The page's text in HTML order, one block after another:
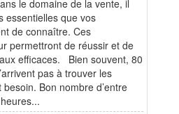
le domaine de la vente, il
essentielles que vos
de connaître. Ces
permettront de réussir et de
efficaces. Bien souvent, 80
pas à trouver les
Bon nombre d’entre